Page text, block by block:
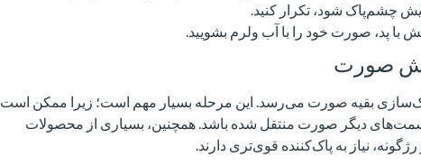
چشم‌پاک شود، تکرار کنید.
با پد، صورت خود را با آب ولرم بشویید.
صورت
بقیه صورت می‌رسد. این مرحله بسیار مهم است؛ زیرا ممکن است
دیگر صورت منتقل شده باشد. همچنین، بسیاری از محصولات
نیاز به پاک‌کننده قوی‌تری دارند.